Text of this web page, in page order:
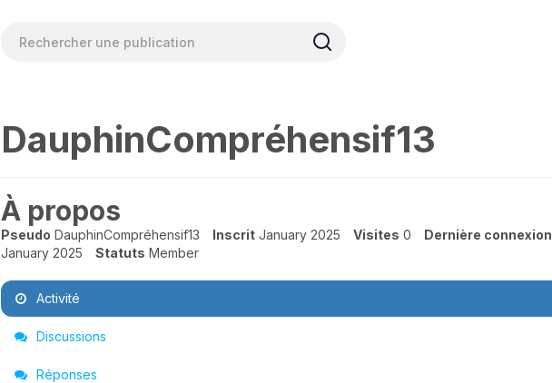
DauphinCompréhensif13
À propos
Pseudo DauphinCompréhensif13 Inscrit January 2025 Visites 0
Dernière connexion
January 2025
Statuts Member
Activité
Discussions
Réponses